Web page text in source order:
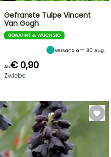
Gefranste Tulpe Vincent
Van Gogh
BEWÄHRT & WÜCHSIG
Versand am 30 Aug.
Ab€ 0,90
Zwiebel